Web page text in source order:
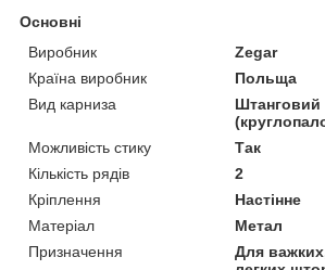
Основні
Виробник
Zegar
Країна виробник
Польща
Вид карниза
Штанговий
Можливість стику
Так
Кількість рядів
2
Кріплення
Настінне
Матеріал
Метал
Призначення
Для